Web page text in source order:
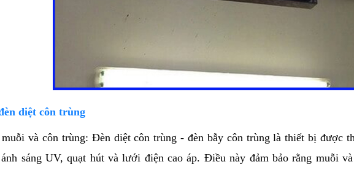
diệt côn trùng
và côn trùng: Đèn diệt côn trùng - đèn bẫy côn trùng là thiết bị được
sáng UV, quạt hút và lưới điện cao áp. Điều này đảm bảo rằng muỗi